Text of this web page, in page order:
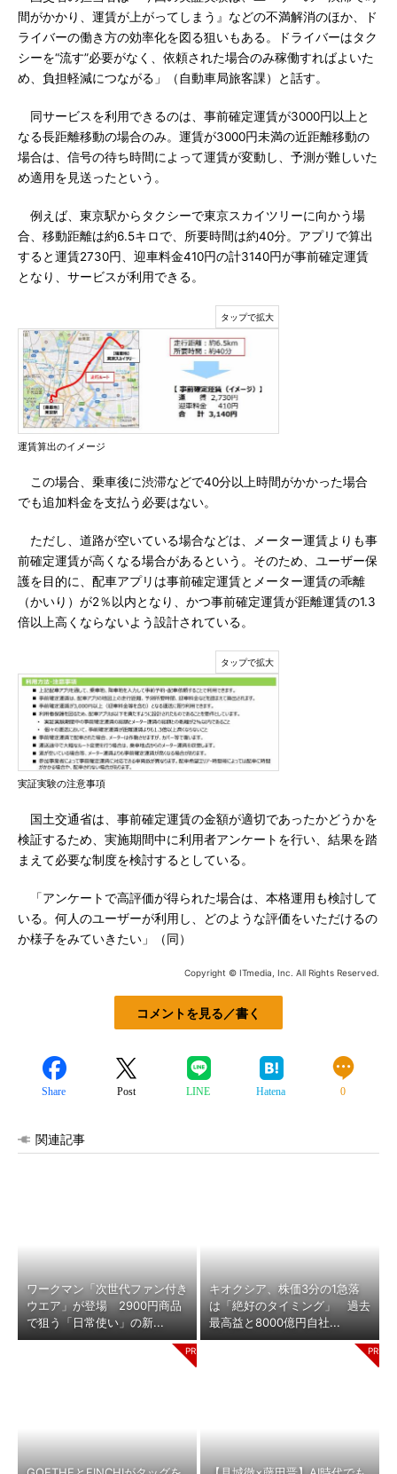
間がかかり、運賃が上がってしまう』などの不満解消のほか、ド
ライバーの働き方の効率化を図る狙いもある。ドライバーはタク
シーを“流す”必要がなく、依頼された場合のみ稼働すればよいた
め、負担軽減につながる」（自動車局旅客課）と話す。
同サービスを利用できるのは、事前確定運賃が3000円以上と
なる長距離移動の場合のみ。運賃が3000円未満の近距離移動の
場合は、信号の待ち時間によって運賃が変動し、予測が難しいた
め適用を見送ったという。
例えば、東京駅からタクシーで東京スカイツリーに向かう場
合、移動距離は約6.5キロで、所要時間は約40分。アプリで算出
すると運賃2730円、迎車料金410円の計3140円が事前確定運賃
となり、サービスが利用できる。
運賃算出のイメージ
この場合、乗車後に渋滞などで40分以上時間がかかった場合
でも追加料金を支払う必要はない。
ただし、道路が空いている場合などは、メーター運賃よりも事
前確定運賃が高くなる場合があるという。そのため、ユーザー保
護を目的に、配車アプリは事前確定運賃とメーター運賃の乖離
（かいり）が2％以内となり、かつ事前確定運賃が距離運賃の1.3
倍以上高くならないよう設計されている。
実証実験の注意事項
国土交通省は、事前確定運賃の金額が適切であったかどうかを
検証するため、実施期間中に利用者アンケートを行い、結果を踏
まえて必要な制度を検討するとしている。
「アンケートで高評価が得られた場合は、本格運用も検討して
いる。何人のユーザーが利用し、どのような評価をいただけるの
か様子をみていきたい」（同）
Copyright © ITmedia, Inc. All Rights Reserved.
コメントを見る／書く
Share Post LINE Hatena 0
関連記事
ワークマン「次世代ファン付き
ウエア」が登場 2900円商品
で狙う「日常使い」の新...
キオクシア、株価3分の1急落
は「絶好のタイミング」 過去
最高益と8000億円自社...